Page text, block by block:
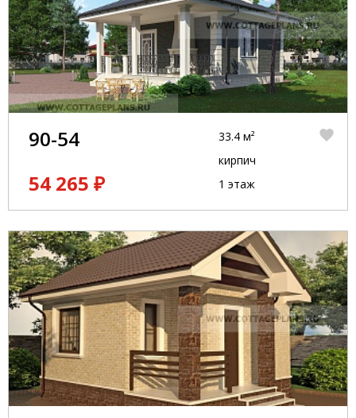
90-54
54 265 ₽
33.4 м²
кирпич
1 этаж